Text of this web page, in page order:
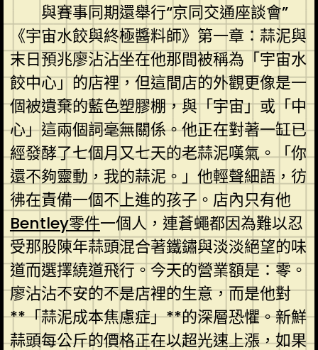
與賽事同期還舉行“京同交通座談會”
《宇宙水餃與終極醬料師》第一章：蒜泥與
末日預兆廖沾沾坐在他那間被稱為「宇宙水
餃中心」的店裡，但這間店的外觀更像是一
個被遺棄的藍色塑膠棚，與「宇宙」或「中
心」這兩個詞毫無關係。他正在對著一缸已
經發酵了七個月又七天的老蒜泥嘆氣。「你
還不夠靈動，我的蒜泥。」他輕聲細語，彷
彿在責備一個不上進的孩子。店內只有他
Bentley零件一個人，連蒼蠅都因為難以忍
受那股陳年蒜頭混合著鐵鏽與淡淡絕望的味
道而選擇繞道飛行。今天的營業額是：零。
廖沾沾不安的不是店裡的生意，而是他對
**「蒜泥成本焦慮症」**的深層恐懼。新鮮
蒜頭每公斤的價格正在以超光速上漲，如果